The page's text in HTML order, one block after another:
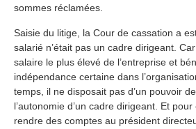
sommes réclamées.
Saisie du litige, la Cour de cassation a
salarié n’était pas un cadre dirigeant.
salaire le plus élevé de l’entreprise et
indépendance certaine dans
temps, il ne disposait pas d’un pouvoir
l’autonomie d’un cadre dirigeant. Et
rendre des comptes au président